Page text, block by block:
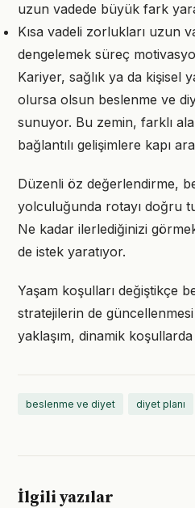
uzun vadede büyük fark
Kısa vadeli zorlukları uzun
dengelemek süreç
Kariyer, sağlık ya da kişisel
olursa olsun beslenme ve
sunuyor. Bu zemin, farklı
bağlantılı gelişimlere kapı
Düzenli öz değerlendirme,
yolculuğunda rotayı doğru
Ne kadar ilerlediğinizi
de istek yaratıyor.
Yaşam koşulları değiştikçe
stratejilerin de
yaklaşım, dinamik
beslenme ve diyet diyet planı
İlgili yazılar